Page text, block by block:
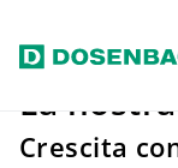
Vai al
La
Crescita